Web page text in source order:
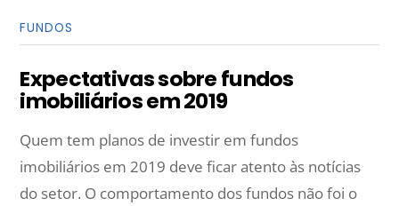
FUNDOS
Expectativas sobre fundos
imobiliários em 2019
Quem tem planos de investir em fundos
imobiliários em 2019 deve ficar atento às notícias
do setor. O comportamento dos fundos não foi o